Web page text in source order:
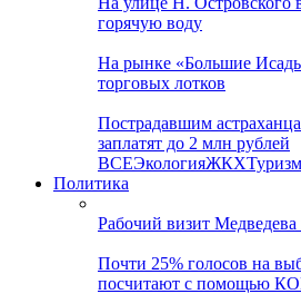
горячую воду
На рынке «Большие
торговых лотков
Пострадавшим
заплатят до 2 млн рублей
ВСЕЭкологияЖКХТуризм
Политика
Рабочий визит
Почти 25% голосов на
посчитают с помощью